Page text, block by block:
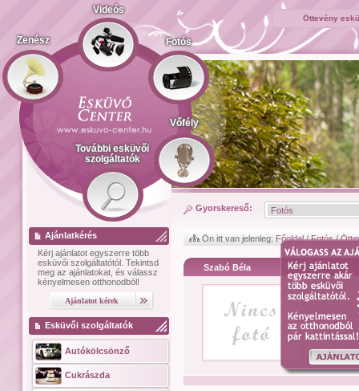
Öttevény
Zenész
Videós
Fotós
Vőfély
További esküvői
szolgáltatók
Ajánlatkérés
Kérj ajánlatot egyszerre több
esküvői szolgáltatótól. Tekintsd
meg az ajánlatokat, és válassz
kényelmesen otthonodból!
Esküvői szolgáltatók
Autókölcsönző
Cukrászda
Gyorskereső:
Ön itt van jelenleg: Főoldal/Fotós/
Szabó Béla